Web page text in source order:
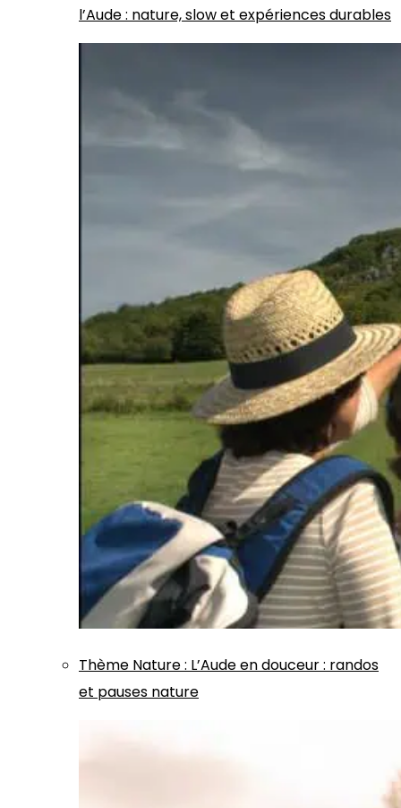
l’Aude : nature, slow et expériences durables
Thème Nature: L’Aude en douceur : randos
et pauses nature